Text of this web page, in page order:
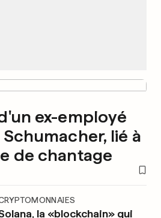
ex-employé
lié à
de chantage
la «blockchain» qui